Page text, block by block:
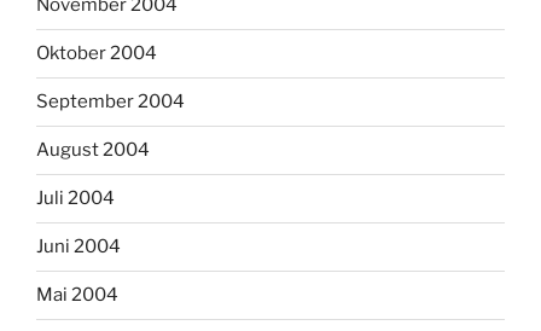
November 2004
Oktober 2004
September 2004
August 2004
Juli 2004
Juni 2004
Mai 2004